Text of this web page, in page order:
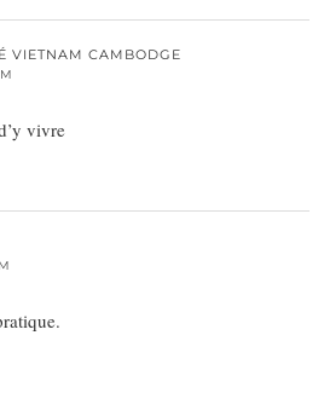
VIETNAM CAMBODGE
vivre